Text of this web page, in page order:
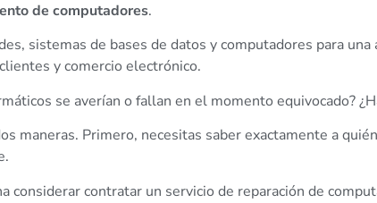
de computadores.
sistemas de bases de datos y computadores para
y comercio electrónico.
se averían o fallan en el momento equivocado?
maneras. Primero, necesitas saber exactamente a
considerar contratar un servicio de reparación de